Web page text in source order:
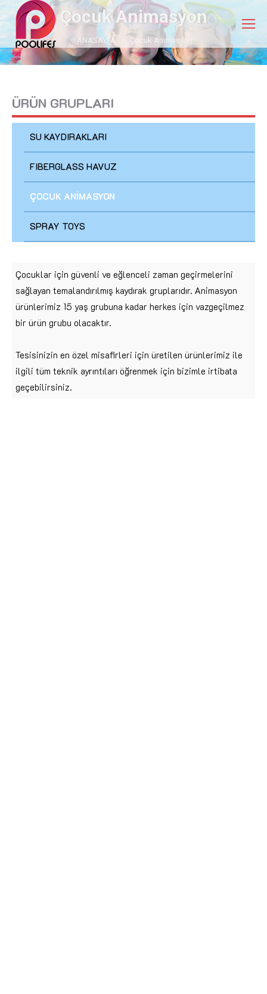
Çocuk Animasyon
You are here:
ANASAYFA Çocuk Animasyon
ÜRÜN GRUPLARI
SU KAYDIRAKLARI
FIBERGLASS HAVUZ
ÇOCUK ANİMASYON
SPRAY TOYS
Çocuklar için güvenli ve eğlenceli zaman geçirmelerini
sağlayan temalandırılmış kaydırak gruplarıdır. Animasyon
ürünlerimiz 15 yaş grubuna kadar herkes için vazgeçilmez
bir ürün grubu olacaktır.
Tesisinizin en özel misafirleri için üretilen ürünlerimiz ile
ilgili tüm teknik ayrıntıları öğrenmek için bizimle irtibata
geçebilirsiniz.